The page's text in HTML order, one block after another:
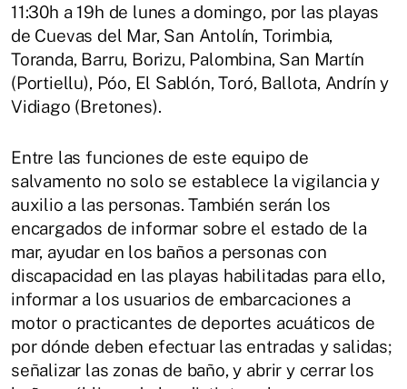
11:30h a 19h de lunes a domingo, por las playas
de Cuevas del Mar, San Antolín, Torimbia,
Toranda, Barru, Borizu, Palombina, San Martín
(Portiellu), Póo, El Sablón, Toró, Ballota, Andrín y
Vidiago (Bretones).
Entre las funciones de este equipo de
salvamento no solo se establece la vigilancia y
auxilio a las personas. También serán los
encargados de informar sobre el estado de la
mar, ayudar en los baños a personas con
discapacidad en las playas habilitadas para ello,
informar a los usuarios de embarcaciones a
motor o practicantes de deportes acuáticos de
por dónde deben efectuar las entradas y salidas;
señalizar las zonas de baño, y abrir y cerrar los